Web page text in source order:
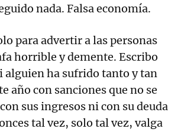
nada. Falsa economía.
para advertir a las personas
horrible y demente. Escribo
alguien ha sufrido tanto y tan
año con sanciones que no se
sus ingresos ni con su deuda
tal vez, solo tal vez, valga